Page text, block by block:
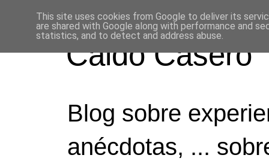
Caldo Casero
Blog sobre
anécdotas, ...
This site uses cookies from Google to deliver its
are shared with Google along with performance and
statistics, and to detect and address abuse.